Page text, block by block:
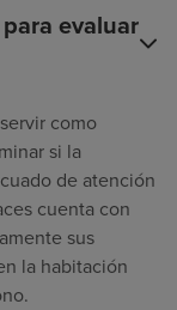
evaluar
como
si la
de atención
cuenta con
sus
la habitación